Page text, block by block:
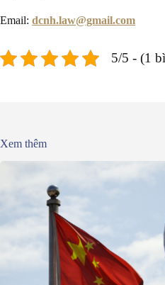
Email: dcnh.law@gmail.com
5/5 - (1
Xem thêm